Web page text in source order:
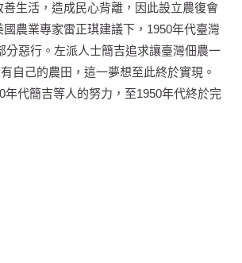
生活，造成民心背離，因此設立農復會
農業專家雷正琪建議下，1950年代臺灣
惡行。左派人士簡吉追求讓臺灣佃農一
自己的農田，這一夢想至此終於實現。
代簡吉等人的努力，至1950年代終於完